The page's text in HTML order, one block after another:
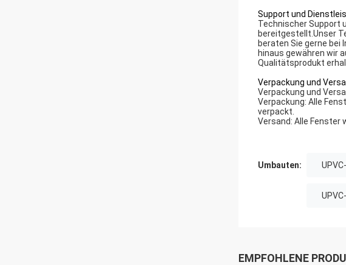
Support und
Technischer Support
bereitgestellt.Unser
beraten Sie gerne bei
hinaus gewähren wir
Qualitätsprodukt
Verpackung und
Verpackung und
Verpackung: Alle
verpackt.
Versand: Alle Fenster
Umbauten:
EMPFOHLENE